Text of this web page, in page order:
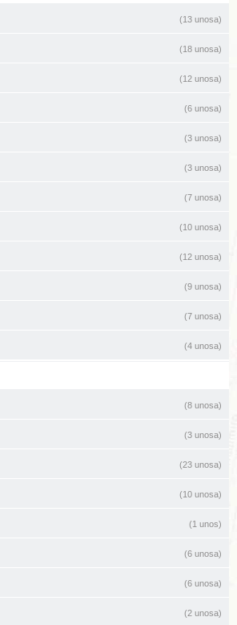
(13 unosa)
(18 unosa)
(12 unosa)
(6 unosa)
(3 unosa)
(3 unosa)
(7 unosa)
(10 unosa)
(12 unosa)
(9 unosa)
(7 unosa)
(4 unosa)
(8 unosa)
(3 unosa)
(23 unosa)
(10 unosa)
(1 unos)
(6 unosa)
(6 unosa)
(2 unosa)